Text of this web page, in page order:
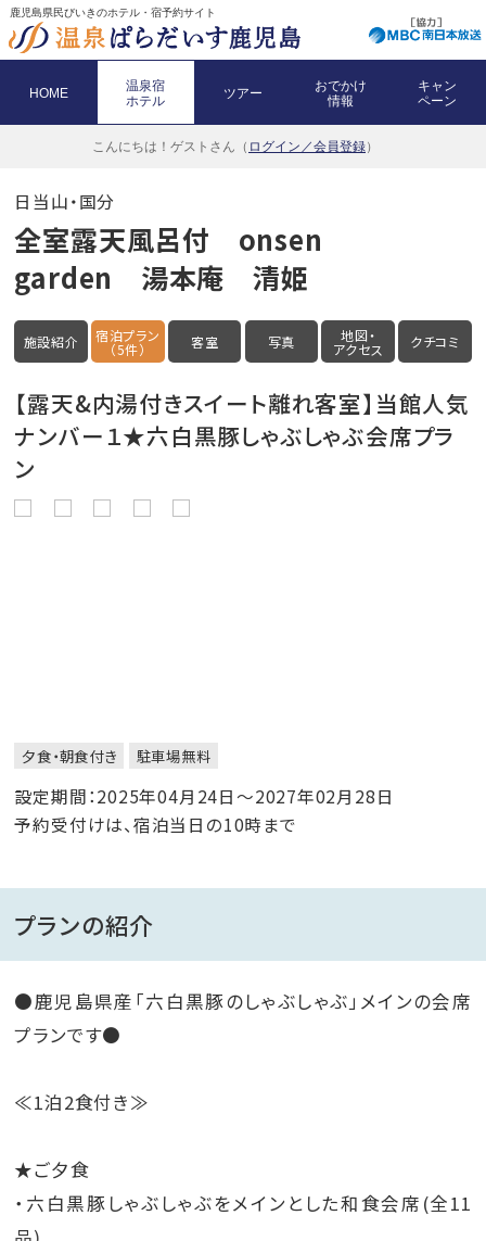
鹿児島県民びいきのホテル・宿予約サイト
HOME
温泉宿
ホテル
ツアー
おでかけ
情報
キャン
ペーン
こんにちは！ ゲストさん（ ログイン／会員登録）
日当山・国分
全室露天風呂付 onsen
garden 湯本庵 清姫
施設紹介 宿泊プラン
（5件） 客室 写真 地図・
アクセス クチコミ
【露天&内湯付きスイート離れ客室】当館人気
ナンバー１★六白黒豚しゃぶしゃぶ会席プラ
ン
夕食・朝食付き 駐車場無料
設定期間：2025年04月24日～2027年02月28日
予約受付けは、宿泊当日の10時まで
プランの紹介
●鹿児島県産「六白黒豚のしゃぶしゃぶ」メインの会席
プランです●
≪1泊2食付き≫
★ご夕食
・六白黒豚しゃぶしゃぶをメインとした和食会席(全11